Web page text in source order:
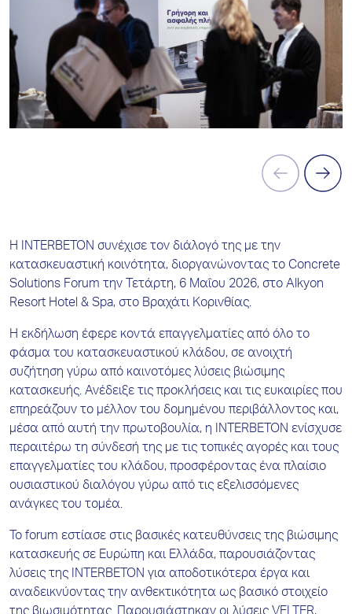
Η INTERBETON συνέχισε τον διάλογό της με την
κατασκευαστική κοινότητα, διοργανώνοντας το Concrete
Solutions Forum την Τετάρτη, 6 Μαΐου 2026, στο Alkyon
Resort Hotel & Spa, στο Βραχάτι Κορινθίας.
Η εκδήλωση έφερε κοντά επαγγελματίες από όλο το
φάσμα του κατασκευαστικού κλάδου, σε ανοιχτή
συζήτηση γύρω από καινοτόμες λύσεις βιώσιμης
κατασκευής. Ανέδειξε τις προκλήσεις και τις ευκαιρίες που
επηρεάζουν το μέλλον του δομημένου περιβάλλοντος και,
μέσα από αυτή την πρωτοβουλία, η INTERBETON ενίσχυσε
περαιτέρω τη σύνδεσή της με τις τοπικές αγορές και τους
επαγγελματίες του κλάδου, προσφέροντας ένα πλαίσιο
ουσιαστικού διαλόγου γύρω από τις εξελισσόμενες
ανάγκες του τομέα.
Το forum εστίασε στις βασικές κατευθύνσεις της βιώσιμης
κατασκευής σε Ευρώπη και Ελλάδα, παρουσιάζοντας
λύσεις της INTERBETON για αποδοτικότερα έργα και
αναδεικνύοντας την ανθεκτικότητα ως βασικό στοιχείο